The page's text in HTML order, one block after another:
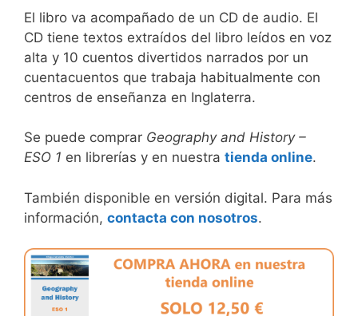
El libro va acompañado de un CD de audio. El
CD tiene textos extraídos del libro leídos en voz
alta y 10 cuentos divertidos narrados por un
cuentacuentos que trabaja habitualmente con
centros de enseñanza en Inglaterra.
Se puede comprar Geography and History –
ESO 1 en librerías y en nuestra tienda online.
También disponible en versión digital. Para más
información, contacta con nosotros.